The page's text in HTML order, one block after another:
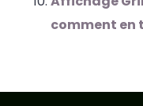
comment en